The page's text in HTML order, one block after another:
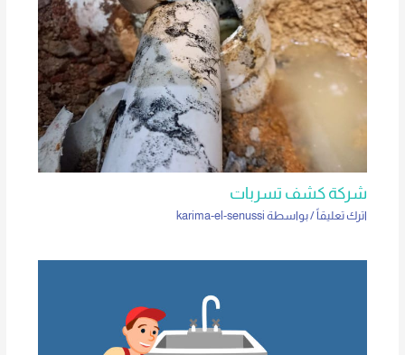
شركة كشف تسربات
اترك تعليقاً / بواسطة karima-el-senussi